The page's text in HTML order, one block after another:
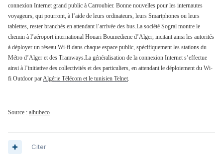
connexion Internet grand public à Carroubier. Bonne nouvelles pour les internautes
voyageurs, qui pourront, à l’aide de leurs ordinateurs, leurs Smartphones ou leurs
tablettes, rester branchés en attendant l’arrivée des bus.La société Sogral montre le
chemin à l’aéroport international Houari Boumediene d’Alger, incitant ainsi les autorités
à déployer un réseau Wi-fi dans chaque espace public, spécifiquement les stations du
Métro d’Alger et des Tramways.La généralisation de la connexion Internet s’effectue
ainsi à l’initiative des collectivités et des particuliers, en attendant le déploiement du Wi-
fi Outdoor parAlgérie Télécom et le tunisien Telnet.
Source : alhubeco
Citer